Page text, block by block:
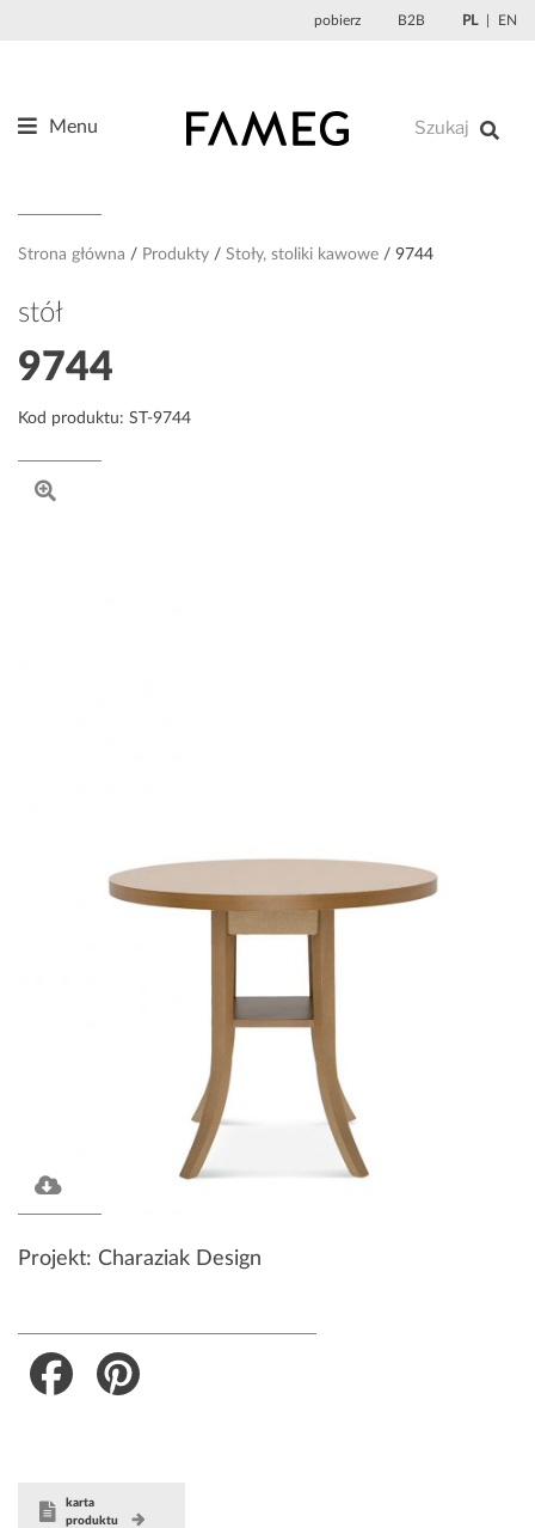
pobierz B2B PL EN
Menu
O nas
Projektanci
Referencje
Kontakt
Sklep
Strona główna Produkty Stoły, stoliki kawowe 9744
stół
9744
Kod produktu: ST-9744
Projekt: Charaziak Design
Facebook
karta
produktu